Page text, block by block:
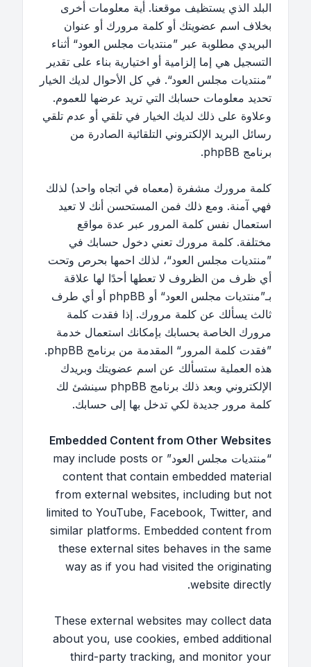
البلد الذي يستظيف موقعنا. أية معلومات أخرى
بخلاف اسم عضويتك أو كلمة مرورك أو عنوان
البريدي مطلوبة عبر ”منتديات مجلس العود“ أثناء
التسجيل هي إما إلزامية أو اختيارية بناء على تقدير
”منتديات مجلس العود“. في كل الأحوال لديك الخيار
تحديد معلومات حسابك التي تريد عرضها للعموم.
وعلاوة على ذلك لديك الخيار في تلقي أو عدم تلقي
رسائل البريد الإلكتروني التلقائية الصادرة من
برنامج phpBB.
كلمة مرورك مشفرة (معماه في اتجاه واحد) لذلك
فهي آمنة. ومع ذلك فمن المستحسن أنك لا تعيد
استعمال نفس كلمة المرور عبر عدة مواقع
مختلفة. كلمة مرورك تعني دخول حسابك في
”منتديات مجلس العود“، لذلك احمها بحرص وتحت
أي ظرف من الظروف لا تعطها أحدًا لها علاقة
بـ”منتديات مجلس العود“ أو phpBB أو أي طرف
ثالث يسألك عن كلمة مرورك. إذا فقدت كلمة
مرورك الخاصة بحسابك بإمكانك استعمال خدمة
”فقدت كلمة المرور“ المقدمة من برنامج phpBB.
هذه العملية ستسألك عن اسم عضويتك وبريدك
الإلكتروني وبعد ذلك برنامج phpBB سينشئ لك
كلمة مرور جديدة لكي تدخل بها إلى حسابك.
Embedded Content from Other Websites
“منتديات مجلس العود” may include posts or
content that contain embedded material
from external websites, including but not
limited to YouTube, Facebook, Twitter, and
similar platforms. Embedded content from
these external sites behaves in the same
way as if you had visited the originating
website directly.
These external websites may collect data
about you, use cookies, embed additional
third-party tracking, and monitor your